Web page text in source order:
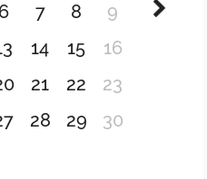
6 7 8
9
14 15
16
21 22
23
28 29
30